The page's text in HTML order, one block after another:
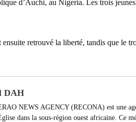
d’Auchi, au Nigeria. Les trois
ensuite retrouvé la liberté, tandis que le
DAH
NEWS AGENCY (RECONA) est une
dans la sous-région ouest africaine. Ce